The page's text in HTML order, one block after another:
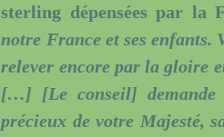
sterling dépensées par la
notre France et ses enfants.
relever encore par la gloire
[…] [Le conseil] demande
précieux de votre Majesté,